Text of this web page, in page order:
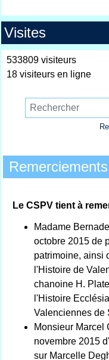
Visites
533809 visiteurs
18 visiteurs en ligne
Remerciements
Le CSPV tient à
Madame
octobre 2015 de
patrimoine, ainsi
l'Histoire de
chanoine H.
l'Histoire
Valenciennes de
Monsieur Marcel
novembre 2015
sur Marcelle